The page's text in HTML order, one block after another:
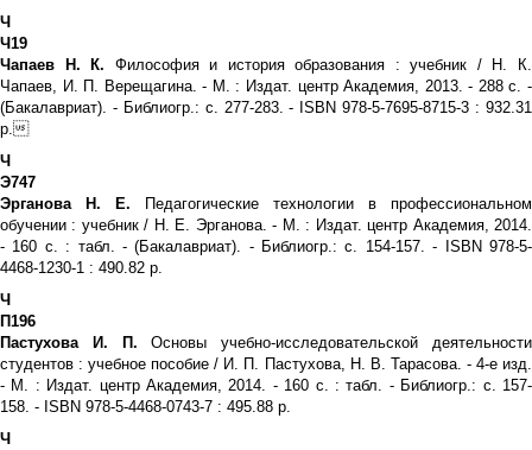
Ч
Ч19
Чапаев Н. К. Философия и история образования : учебник / Н. К.
Чапаев, И. П. Верещагина. - М. : Издат. центр Академия, 2013. - 288 с. -
(Бакалавриат). - Библиогр.: с. 277-283. - ISBN 978-5-7695-8715-3 : 932.31
р.
Ч
Э747
Эрганова Н. Е. Педагогические технологии в профессиональном
обучении : учебник / Н. Е. Эрганова. - М. : Издат. центр Академия, 2014.
- 160 с. : табл. - (Бакалавриат). - Библиогр.: с. 154-157. - ISBN 978-5-
4468-1230-1 : 490.82 р.
Ч
П196
Пастухова И. П. Основы учебно-исследовательской деятельности
студентов : учебное пособие / И. П. Пастухова, Н. В. Тарасова. - 4-е изд.
- М. : Издат. центр Академия, 2014. - 160 с. : табл. - Библиогр.: с. 157-
158. - ISBN 978-5-4468-0743-7 : 495.88 р.
Ч